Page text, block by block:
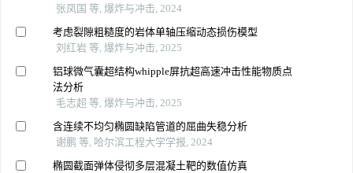
张凤国 等, 爆炸与冲击, 2024
考虑裂隙粗糙度的岩体单轴压缩动态损伤模型
刘红岩 等, 爆炸与冲击, 2025
铝球微气囊超结构whipple屏抗超高速冲击性能物质点
法分析
毛志超 等, 爆炸与冲击, 2025
含连续不均匀椭圆缺陷管道的屈曲失稳分析
谢鹏 等, 哈尔滨工程大学学报, 2024
椭圆截面弹体侵彻多层混凝土靶的数值仿真